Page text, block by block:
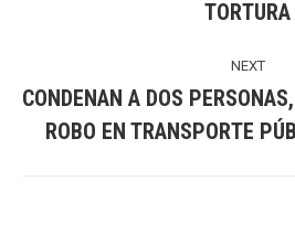
post:
TORTURA
NEXT
Next
post:
CONDENAN A DOS
ROBO EN TRANSPORTE